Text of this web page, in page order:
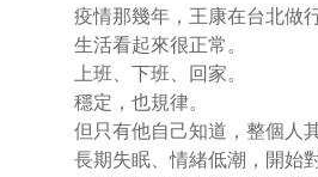
疫情那幾年，王康在台北做
生活看起來很正常。
上班、下班、回家。
穩定，也規律。
但只有他自己知道，整個人
長期失眠、情緒低潮，開始